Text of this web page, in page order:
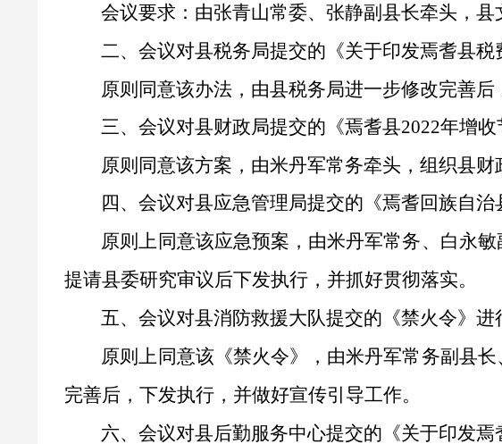
会议要求：由张青山常委、张静副县长牵头，
二、会议对县税务局提交的 《关于印发焉耆县
原则同意该办法，由县税务局进一步修改完善后
三、会议对县财政局提交的《焉耆县2022年增收
原则同意该方案，由米丹军常务牵头，组织县财
四、会议对县应急管理局提交的《焉耆回族自
原则上同意该应急预案，由米丹军常务、 白永敏
提请县委研究审议 后下发执行，并抓好贯彻落实。
五、会议对县消防救援大队提交的 《禁火令》进
原则上同意该《禁火令》，由米丹军常务副县长
完善后，下发执行，并做好宣传引导工作。
六、会议对县后勤服务中心提交的《关于印发